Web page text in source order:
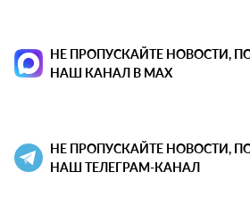
НЕ ПРОПУСКАЙТЕ НОВОСТИ,
НАШ КАНАЛ В MAX
НЕ ПРОПУСКАЙТЕ НОВОСТИ,
НАШ ТЕЛЕГРАМ-КАНАЛ